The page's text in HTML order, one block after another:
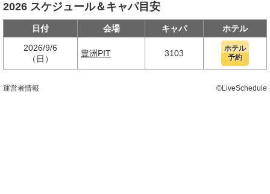
2026 スケジュール＆キャパ目安
日付 会場 キャパ
ホテル
2026/9/6
（日）
豊洲PIT 3103
ホテル
予約
©LiveSchedule
運営者情報